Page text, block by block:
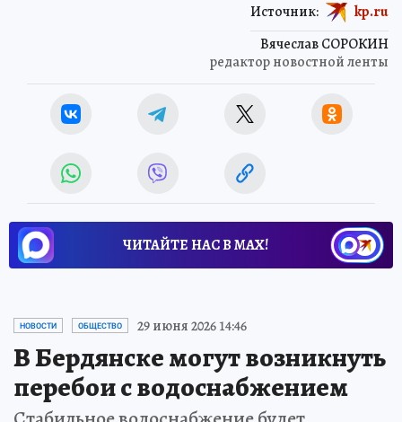
Вячеслав СОРОКИН
редактор новостной ленты
Источник: kp.ru
ЧИТАЙТЕ НАС В МАХ!
НОВОСТИ ОБЩЕСТВО 29 июня 2026 14:46
В Бердянске могут возникнуть
перебои с водоснабжением